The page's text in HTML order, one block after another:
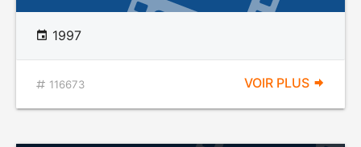
1997
116673 VOIR PLUS